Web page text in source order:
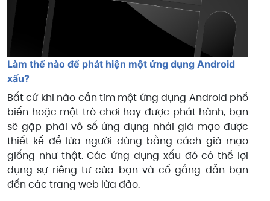
Làm thế nào để phát hiện một ứng dụng Android
xấu?
Bất cứ khi nào cần tìm một ứng dụng Android phổ
biến hoặc một trò chơi hay được phát hành, bạn
sẽ gặp phải vô số ứng dụng nhái giả mạo được
thiết kế để lừa người dùng bằng cách giả mạo
giống như thật. Các ứng dụng xấu đó có thể lợi
dụng sự riêng tư của bạn và cố gắng dẫn bạn
đến các trang web lừa đảo.